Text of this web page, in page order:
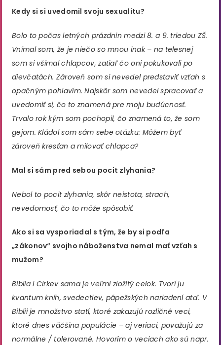
Kedy si si uvedomil svoju sexualitu?
Bolo to počas letných prázdnin medzi 8. a 9. triedou ZŠ.
Vnímal som, že je niečo so mnou inak – na telesnej
som si všímal chlapcov, zatiaľ čo oni pokukovali po
dievčatách. Zároveň som si nevedel predstaviť vzťah s
opačným pohlavím. Najskôr som nevedel spracovať a
uvedomiť si, čo to znamená pre moju budúcnosť.
Trvalo rok kým som pochopil, čo znamená to, že som
gejom. Kládol som sám sebe otázku: Môžem byť
zároveň kresťan a milovať chlapca?
Mal si sám pred sebou pocit zlyhania?
Nebol to pocit zlyhania, skôr neistota, strach,
nevedomosť, čo to môže spôsobiť.
Ako si sa vysporiadal s tým, že by si podľa
„zákonov“ svojho náboženstva nemal mať vzťah s
mužom?
Biblia i Cirkev sama je veľmi zložitý celok. Tvorí ju
kvantum kníh, svedectiev, pápežských nariadení atď. V
Biblii je množstvo statí, ktoré zakazujú rozličné veci,
ktoré dnes väčšina populácie – aj veriaci, považujú za
normálne / tolerované. Hovorím o veciach ako sú napr.